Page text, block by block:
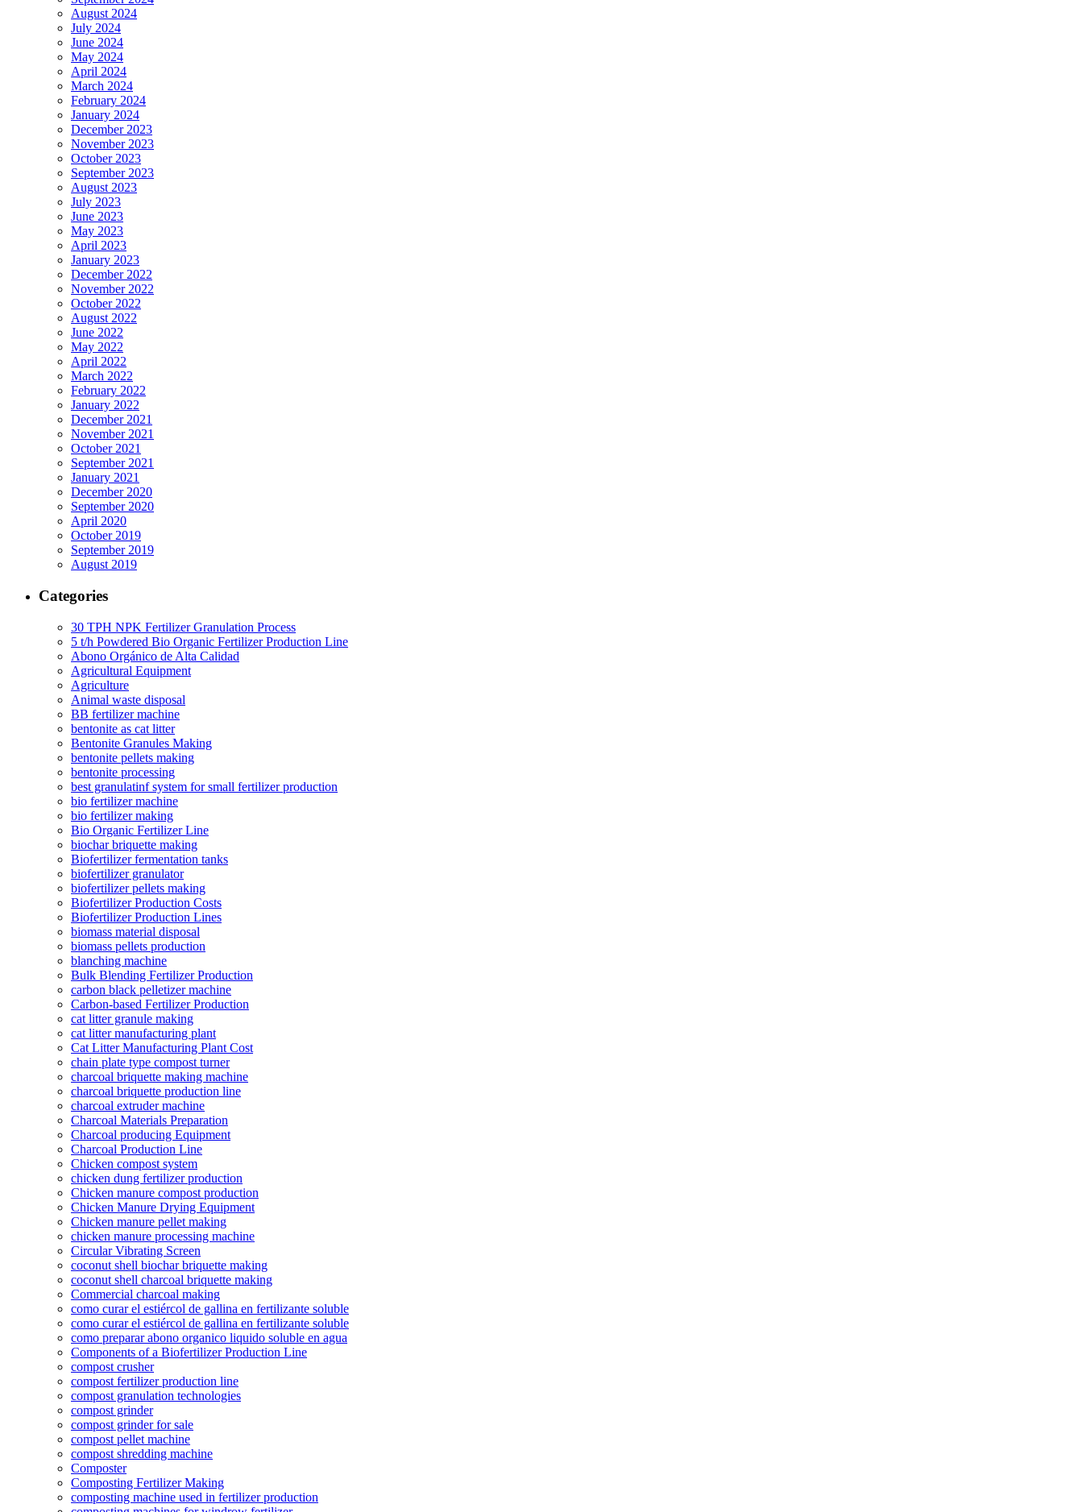
August 2024
July 2024
June 2024
May 2024
April 2024
March 2024
February 2024
January 2024
December 2023
November 2023
October 2023
September 2023
August 2023
July 2023
June 2023
May 2023
April 2023
January 2023
December 2022
November 2022
October 2022
August 2022
June 2022
May 2022
April 2022
March 2022
February 2022
January 2022
December 2021
November 2021
October 2021
September 2021
January 2021
December 2020
September 2020
April 2020
October 2019
September 2019
August 2019
Categories
30 TPH NPK Fertilizer Granulation Process
5 t/h Powdered Bio Organic Fertilizer Production Line
Abono Orgánico de Alta Calidad
Agricultural Equipment
Agriculture
Animal waste disposal
BB fertilizer machine
bentonite as cat litter
Bentonite Granules Making
bentonite pellets making
bentonite processing
best granulatinf system for small fertilizer production
bio fertilizer machine
bio fertilizer making
Bio Organic Fertilizer Line
biochar briquette making
Biofertilizer fermentation tanks
biofertilizer granulator
biofertilizer pellets making
Biofertilizer Production Costs
Biofertilizer Production Lines
biomass material disposal
biomass pellets production
blanching machine
Bulk Blending Fertilizer Production
carbon black pelletizer machine
Carbon-based Fertilizer Production
cat litter granule making
cat litter manufacturing plant
Cat Litter Manufacturing Plant Cost
chain plate type compost turner
charcoal briquette making machine
charcoal briquette production line
charcoal extruder machine
Charcoal Materials Preparation
Charcoal producing Equipment
Charcoal Production Line
Chicken compost system
chicken dung fertilizer production
Chicken manure compost production
Chicken Manure Drying Equipment
Chicken manure pellet making
chicken manure processing machine
Circular Vibrating Screen
coconut shell biochar briquette making
coconut shell charcoal briquette making
Commercial charcoal making
como curar el estiércol de gallina en fertilizante soluble
como curar el estiércol de gallina en fertilizante soluble
como preparar abono organico liquido soluble en agua
Components of a Biofertilizer Production Line
compost crusher
compost fertilizer production line
compost granulation technologies
compost grinder
compost grinder for sale
compost pellet machine
compost shredding machine
Composter
Composting Fertilizer Making
composting machine used in fertilizer production